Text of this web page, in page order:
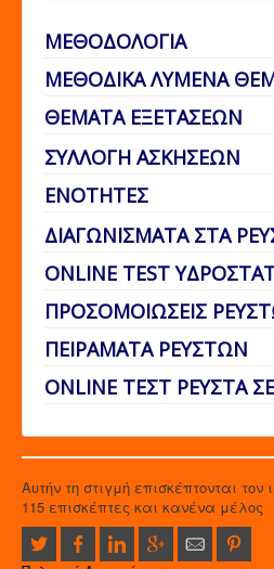
ΜΕΘΟΔΟΛΟΓΙΑ
ΜΕΘΟΔΙΚΑ ΛΥΜΕΝΑ
ΘΕΜΑΤΑ ΕΞΕΤΑΣΕΩΝ
ΘΕΜΑ 1
ΘΕΜΑ2
ΣΥΛΛΟΓΗ ΑΣΚΗΣΕΩΝ
ΕΝΟΤΗΤΕΣ
ΥΔΡΟΣΤΑΤΙΚΗ
ΡΕΥΣΤΑ ΣΕ ΚΙΝΗΣΗ
ΔΙΑΓΩΝΙΣΜΑΤΑ ΣΤΑ
ONLINE TEST
ΠΡΟΣΟΜΟΙΩΣΕΙΣ
ΠΕΙΡΑΜΑΤΑ ΡΕΥΣΤΩΝ
ONLINE ΤΕΣΤ ΡΕΥΣΤΑ
Αυτήν τη στιγμή επισκέπτονται τον
115 επισκέπτες και κανένα μέλος